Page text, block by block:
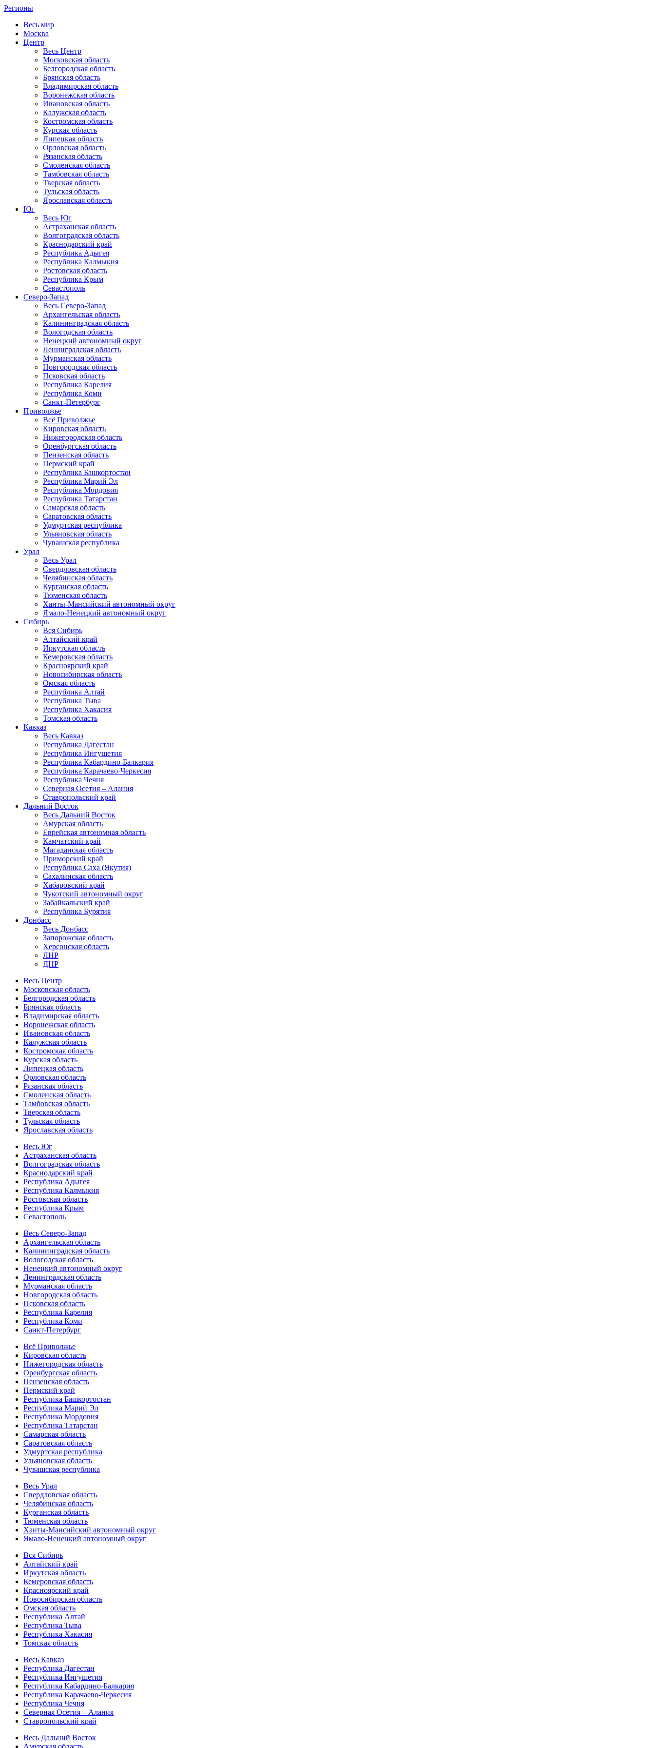
Регионы
Весь мир
Москва
Центр
Весь Центр
Московская область
Белгородская область
Брянская область
Владимирская область
Воронежская область
Ивановская область
Калужская область
Костромская область
Курская область
Липецкая область
Орловская область
Рязанская область
Смоленская область
Тамбовская область
Тверская область
Тульская область
Ярославская область
Юг
Весь Юг
Астраханская область
Волгоградская область
Краснодарский край
Республика Адыгея
Республика Калмыкия
Ростовская область
Республика Крым
Севастополь
Северо-Запад
Весь Северо-Запад
Архангельская область
Калининградская область
Вологодская область
Ненецкий автономный округ
Ленинградская область
Мурманская область
Новгородская область
Псковская область
Республика Карелия
Республика Коми
Санкт-Петербург
Приволжье
Всё Приволжье
Кировская область
Нижегородская область
Оренбургская область
Пензенская область
Пермский край
Республика Башкортостан
Республика Марий Эл
Республика Мордовия
Республика Татарстан
Самарская область
Саратовская область
Удмуртская республика
Ульяновская область
Чувашская республика
Урал
Весь Урал
Свердловская область
Челябинская область
Курганская область
Тюменская область
Ханты-Мансийский автономный округ
Ямало-Ненецкий автономный округ
Сибирь
Вся Сибирь
Алтайский край
Иркутская область
Кемеровская область
Красноярский край
Новосибирская область
Омская область
Республика Алтай
Республика Тыва
Республика Хакасия
Томская область
Кавказ
Весь Кавказ
Республика Дагестан
Республика Ингушетия
Республика Кабардино-Балкария
Республика Карачаево-Черкесия
Республика Чечня
Северная Осетия – Алания
Ставропольский край
Дальний Восток
Весь Дальний Восток
Амурская область
Еврейская автономная область
Камчатский край
Магаданская область
Приморский край
Республика Саха (Якутия)
Сахалинская область
Хабаровский край
Чукотский автономный округ
Забайкальский край
Республика Бурятия
Донбасс
Весь Донбасс
Запорожская область
Херсонская область
ЛНР
ДНР
Весь Центр
Московская область
Белгородская область
Брянская область
Владимирская область
Воронежская область
Ивановская область
Калужская область
Костромская область
Курская область
Липецкая область
Орловская область
Рязанская область
Смоленская область
Тамбовская область
Тверская область
Тульская область
Ярославская область
Весь Юг
Астраханская область
Волгоградская область
Краснодарский край
Республика Адыгея
Республика Калмыкия
Ростовская область
Республика Крым
Севастополь
Весь Северо-Запад
Архангельская область
Калининградская область
Вологодская область
Ненецкий автономный округ
Ленинградская область
Мурманская область
Новгородская область
Псковская область
Республика Карелия
Республика Коми
Санкт-Петербург
Всё Приволжье
Кировская область
Нижегородская область
Оренбургская область
Пензенская область
Пермский край
Республика Башкортостан
Республика Марий Эл
Республика Мордовия
Республика Татарстан
Самарская область
Саратовская область
Удмуртская республика
Ульяновская область
Чувашская республика
Весь Урал
Свердловская область
Челябинская область
Курганская область
Тюменская область
Ханты-Мансийский автономный округ
Ямало-Ненецкий автономный округ
Вся Сибирь
Алтайский край
Иркутская область
Кемеровская область
Красноярский край
Новосибирская область
Омская область
Республика Алтай
Республика Тыва
Республика Хакасия
Томская область
Весь Кавказ
Республика Дагестан
Республика Ингушетия
Республика Кабардино-Балкария
Республика Карачаево-Черкесия
Республика Чечня
Северная Осетия – Алания
Ставропольский край
Весь Дальний Восток
Амурская область